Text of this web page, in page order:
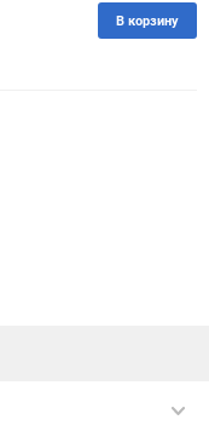
150
В корзину